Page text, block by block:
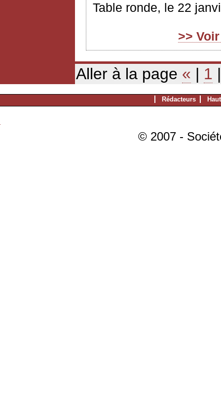
Table ronde, le 22
>>
Aller à la page « | 1
Rédacteurs
© 2007 -